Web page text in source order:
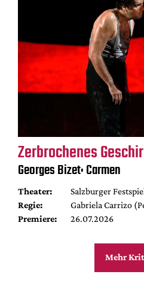
Zerbrochenes
Georges Bizet: Carmen
Theater:
Salzburger
Regie:
Gabriela Carrizo
Premiere:
26.07.2026
Mehr